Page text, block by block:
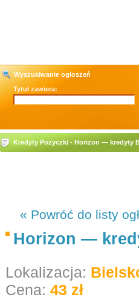
Wyszukiwanie ogłoszeń
Tytuł zawiera:
Kredyty Pożyczki - Horizon — kredyty
« Powróć do listy
Horizon —
Lokalizacja:
Cena: 43 zł